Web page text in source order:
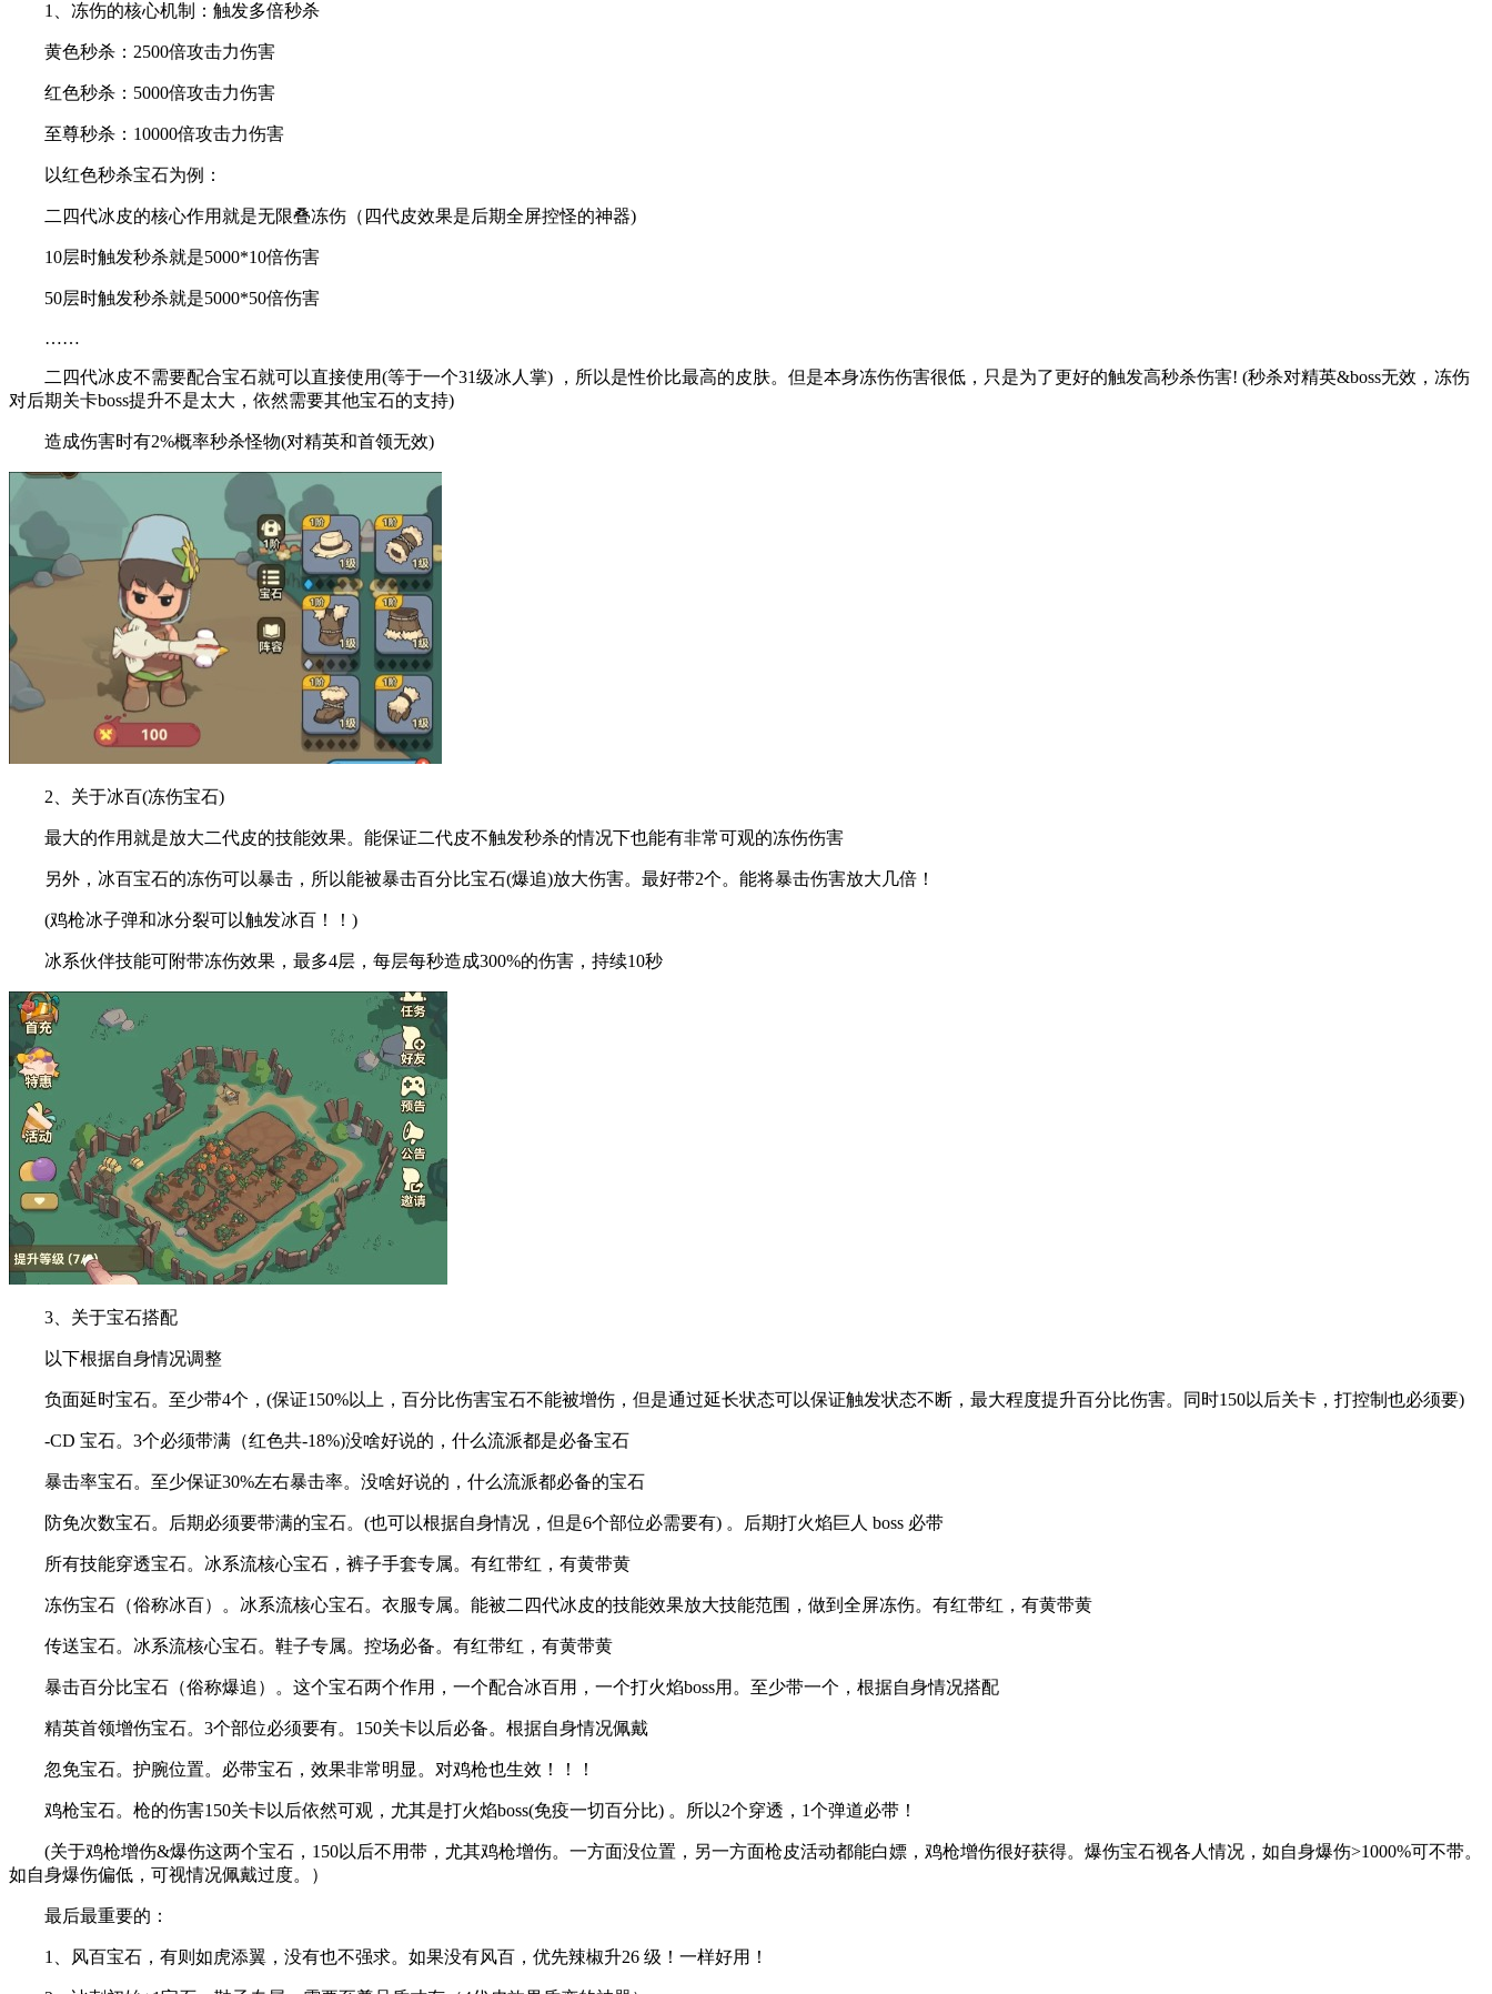
1、冻伤的核心机制：触发多倍秒杀
黄色秒杀：2500倍攻击力伤害
红色秒杀：5000倍攻击力伤害
至尊秒杀：10000倍攻击力伤害
以红色秒杀宝石为例：
二四代冰皮的核心作用就是无限叠冻伤（四代皮效果是后期全屏控怪的神器)
10层时触发秒杀就是5000*10倍伤害
50层时触发秒杀就是5000*50倍伤害
……
二四代冰皮不需要配合宝石就可以直接使用(等于一个31级冰人掌) ，所以是性价比最高的皮肤。但是本身冻伤伤害很低，只是为了更好的触发高秒杀伤害! (秒杀对精英&boss无效，冻伤
对后期关卡boss提升不是太大，依然需要其他宝石的支持)
造成伤害时有2%概率秒杀怪物(对精英和首领无效)
2、关于冰百(冻伤宝石)
最大的作用就是放大二代皮的技能效果。能保证二代皮不触发秒杀的情况下也能有非常可观的冻伤伤害
另外，冰百宝石的冻伤可以暴击，所以能被暴击百分比宝石(爆追)放大伤害。最好带2个。能将暴击伤害放大几倍！
(鸡枪冰子弹和冰分裂可以触发冰百！！)
冰系伙伴技能可附带冻伤效果，最多4层，每层每秒造成300%的伤害，持续10秒
3、关于宝石搭配
以下根据自身情况调整
负面延时宝石。至少带4个，(保证150%以上，百分比伤害宝石不能被增伤，但是通过延长状态可以保证触发状态不断，最大程度提升百分比伤害。同时150以后关卡，打控制也必须要)
-CD 宝石。3个必须带满（红色共-18%)没啥好说的，什么流派都是必备宝石
暴击率宝石。至少保证30%左右暴击率。没啥好说的，什么流派都必备的宝石
防免次数宝石。后期必须要带满的宝石。(也可以根据自身情况，但是6个部位必需要有) 。后期打火焰巨人 boss 必带
所有技能穿透宝石。冰系流核心宝石，裤子手套专属。有红带红，有黄带黄
冻伤宝石（俗称冰百）。冰系流核心宝石。衣服专属。能被二四代冰皮的技能效果放大技能范围，做到全屏冻伤。有红带红，有黄带黄
传送宝石。冰系流核心宝石。鞋子专属。控场必备。有红带红，有黄带黄
暴击百分比宝石（俗称爆追）。这个宝石两个作用，一个配合冰百用，一个打火焰boss用。至少带一个，根据自身情况搭配
精英首领增伤宝石。3个部位必须要有。150关卡以后必备。根据自身情况佩戴
忽免宝石。护腕位置。必带宝石，效果非常明显。对鸡枪也生效！！！
鸡枪宝石。枪的伤害150关卡以后依然可观，尤其是打火焰boss(免疫一切百分比) 。所以2个穿透，1个弹道必带！
(关于鸡枪增伤&爆伤这两个宝石，150以后不用带，尤其鸡枪增伤。一方面没位置，另一方面枪皮活动都能白嫖，鸡枪增伤很好获得。爆伤宝石视各人情况，如自身爆伤>1000%可不带。
如自身爆伤偏低，可视情况佩戴过度。）
最后最重要的：
1、风百宝石，有则如虎添翼，没有也不强求。如果没有风百，优先辣椒升26 级！一样好用！